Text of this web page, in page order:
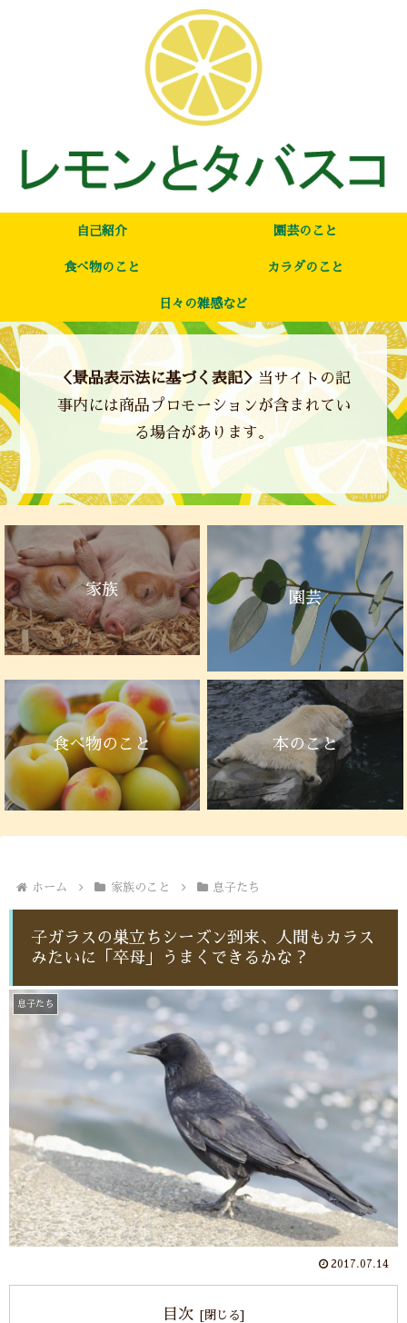
自己紹介 園芸のこと
食べ物のこと カラダのこと
日々の雑感など
＜景品表示法に基づく表記＞ 当サイトの記
事内には商品プロモーションが含まれてい
る場合があります。
家族
園芸
食べ物のこと 本のこと
ホーム 家族のこと 息子たち
子ガラスの巣立ちシーズン到来、人間もカラス
みたいに「卒母」うまくできるかな？
息子たち
2017.07.14
目次